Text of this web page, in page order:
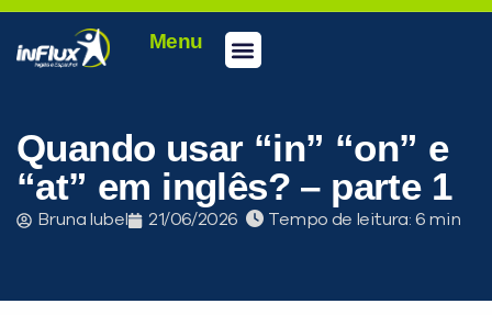
Menu
Quando usar “in” “on” e
“at” em inglês? – parte 1
Bruna Iubel 21/06/2026 Tempo de leitura: